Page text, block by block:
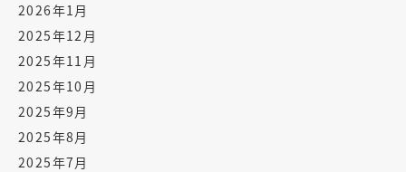
2026年1月
2025年12月
2025年11月
2025年10月
2025年9月
2025年8月
2025年7月